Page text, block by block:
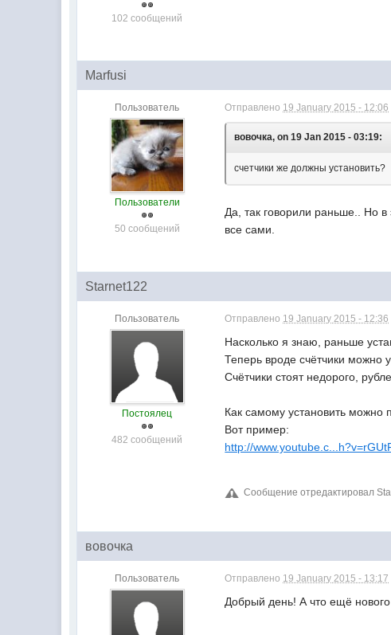
102 сообщений
Marfusi
Пользователь
Пользователи
50 сообщений
Отправлено 19 January 2015 - 12:06
вовочка, on 19 Jan 2015 - 03:19:
счетчики же должны установить?
Да, так говорили раньше.. Но в
все сами.
Starnet122
Пользователь
Постоялец
482 сообщений
Отправлено 19 January 2015 - 12:36
Насколько я знаю, раньше
Теперь вроде счётчики можно
Счётчики стоят недорого,
Как самому установить можно
Вот пример:
http://
Сообщение отредактировал
вовочка
Пользователь Отправлено 19 January 2015 - 13:17
Добрый день! А что ещё